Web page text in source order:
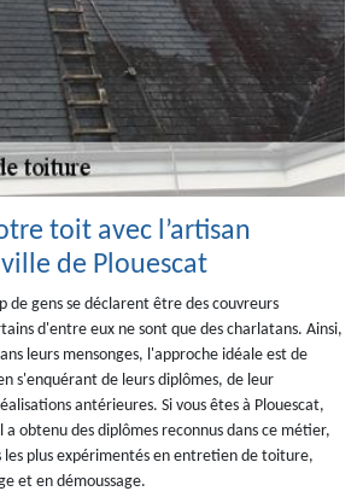
toit avec l’artisan
de Plouescat
de gens se déclarent être des couvreurs
d'entre eux ne sont que des charlatans. Ainsi,
leurs mensonges, l'approche idéale est de
s'enquérant de leurs diplômes, de leur
antérieures. Si vous êtes à Plouescat,
a obtenu des diplômes reconnus dans ce métier,
les plus expérimentés en entretien de toiture,
et en démoussage.